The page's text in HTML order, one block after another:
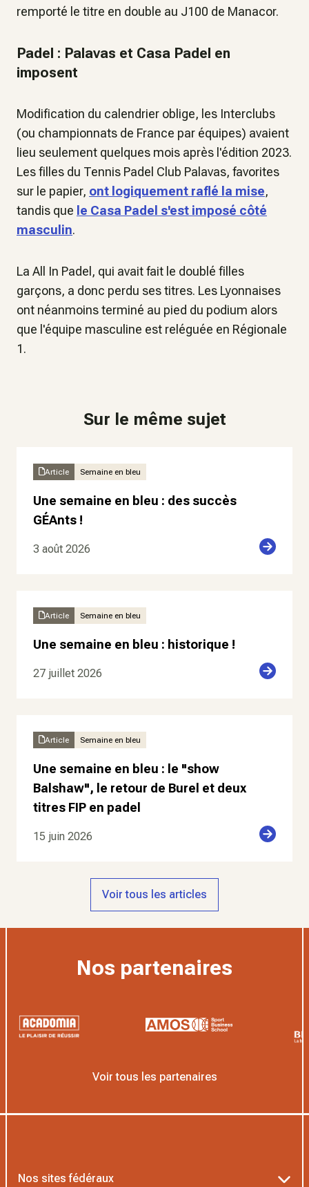
remporté le titre en double au J100 de Manacor.
Padel : Palavas et Casa Padel en
imposent
Modification du calendrier oblige, les Interclubs
(ou championnats de France par équipes) avaient
lieu seulement quelques mois après l'édition 2023.
Les filles du Tennis Padel Club Palavas, favorites
sur le papier, ont logiquement raflé la mise,
tandis que le Casa Padel s'est imposé côté
masculin.
La All In Padel, qui avait fait le doublé filles
garçons, a donc perdu ses titres. Les Lyonnaises
ont néanmoins terminé au pied du podium alors
que l'équipe masculine est reléguée en Régionale
1.
Sur le même sujet
Article Semaine en bleu
Une semaine en bleu : des succès
GÉAnts !
3 août 2026
Article Semaine en bleu
Une semaine en bleu : historique !
27 juillet 2026
Article Semaine en bleu
Une semaine en bleu : le "show
Balshaw", le retour de Burel et deux
titres FIP en padel
15 juin 2026
Voir tous les articles
Nos partenaires
Voir tous les partenaires
Nos sites fédéraux